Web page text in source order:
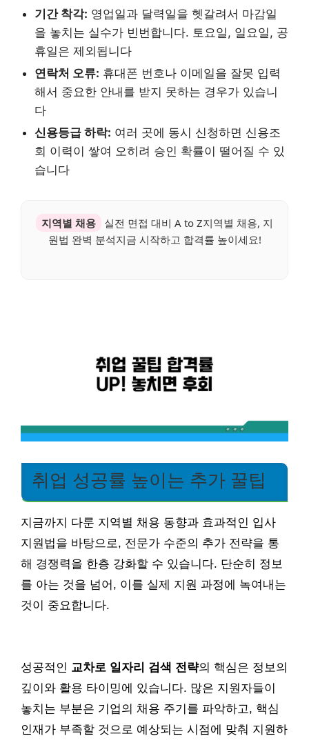
기간 착각: 영업일과 달력일을 헷갈려서 마감일
을 놓치는 실수가 빈번합니다. 토요일, 일요일, 공
휴일은 제외됩니다
연락처 오류: 휴대폰 번호나 이메일을 잘못 입력
해서 중요한 안내를 받지 못하는 경우가 있습니
다
신용등급 하락: 여러 곳에 동시 신청하면 신용조
회 이력이 쌓여 오히려 승인 확률이 떨어질 수 있
습니다
지역별 채용
실전 면접 대비 A to Z지역별 채용, 지
원법 완벽 분석지금 시작하고 합격률 높이세요!
취업 성공률 높이는 추가 꿀팁
지금까지 다룬 지역별 채용 동향과 효과적인 입사
지원법을 바탕으로, 전문가 수준의 추가 전략을 통
해 경쟁력을 한층 강화할 수 있습니다. 단순히 정보
를 아는 것을 넘어, 이를 실제 지원 과정에 녹여내는
것이 중요합니다.
성공적인 교차로 일자리 검색 전략의 핵심은 정보의
깊이와 활용 타이밍에 있습니다. 많은 지원자들이
놓치는 부분은 기업의 채용 주기를 파악하고, 핵심
인재가 부족할 것으로 예상되는 시점에 맞춰 지원하